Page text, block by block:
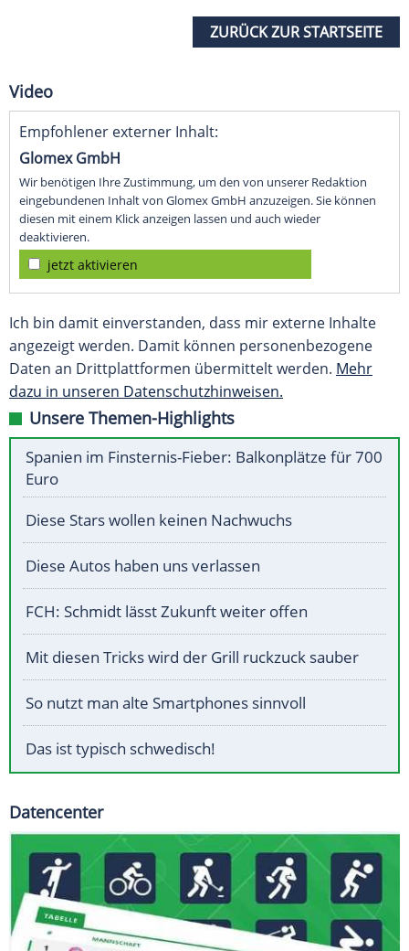
ZURÜCK ZUR STARTSEITE
Video
Empfohlener externer Inhalt:
Glomex GmbH
Wir benötigen Ihre Zustimmung, um den von unserer Redaktion
eingebundenen Inhalt von Glomex GmbH anzuzeigen. Sie können
diesen mit einem Klick anzeigen lassen und auch wieder
deaktivieren.
jetzt aktivieren
Ich bin damit einverstanden, dass mir externe Inhalte
angezeigt werden. Damit können personenbezogene
Daten an Drittplattformen übermittelt werden. Mehr
dazu in unseren Datenschutzhinweisen.
Unsere Themen-Highlights
Spanien im Finsternis-Fieber: Balkonplätze für 700
Euro
Diese Stars wollen keinen Nachwuchs
Diese Autos haben uns verlassen
FCH: Schmidt lässt Zukunft weiter offen
Mit diesen Tricks wird der Grill ruckzuck sauber
So nutzt man alte Smartphones sinnvoll
Das ist typisch schwedisch!
Datencenter